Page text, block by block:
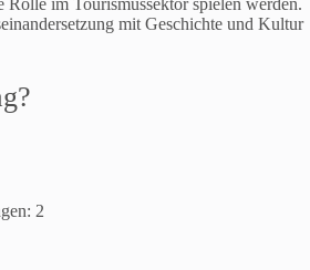
im Tourismussektor spielen werden.
mit Geschichte und Kultur
2